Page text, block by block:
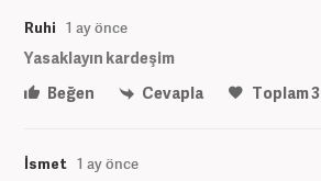
Ruhi 1 ay önce
Yasaklayın kardeşim
Beğen
Cevapla Toplam3
İsmet 1 ay önce